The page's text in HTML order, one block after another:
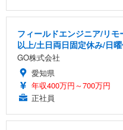
フィールドエンジニア/リ
以上/土日両日固定休み/日
GO株式会社
愛知県
年収400万円～700万円
正社員